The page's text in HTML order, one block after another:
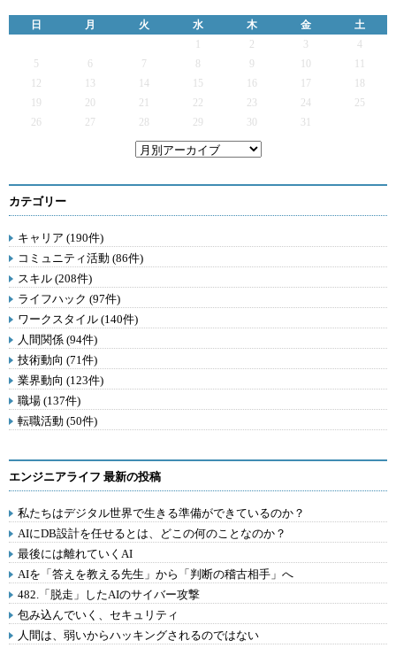
日 月 火 水 木 金
土
2 3
4
5
6 7 9
12
13 14 15 16 17
19
20 21 22 23 24
25
26
27 28 29 30 31
カテゴリー
キャリア (190件)
コミュニティ活動 (86件)
スキル (208件)
ライフハック (97件)
ワークスタイル (140件)
人間関係 (94件)
技術動向 (71件)
業界動向 (123件)
職場 (137件)
転職活動 (50件)
エンジニアライフ 最新の投稿
私たちはデジタル世界で生きる準備ができているのか？
AIにDB設計を任せるとは、どこの何のことなのか？
最後には離れていくAI
AIを「答えを教える先生」から「判断の稽古相手」へ
482.「脱走」したAIのサイバー攻撃
包み込んでいく、セキュリティ
人間は、弱いからハッキングされるのではない